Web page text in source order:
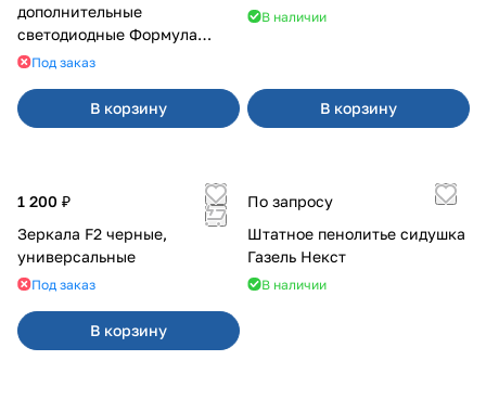
дополнительные
светодиодные Формула
Света
Под заказ
В корзину
В наличии
В корзину
1 200 ₽
Зеркала F2 черные,
универсальные
Под заказ
В корзину
По запросу
Штатное пенолитье сидушка
Газель Некст
В наличии